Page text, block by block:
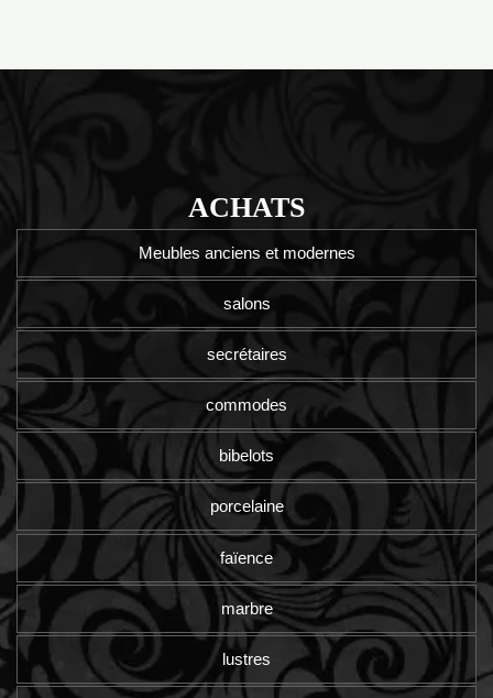
ACHATS
Meubles anciens et modernes
salons
secrétaires
commodes
bibelots
porcelaine
faïence
marbre
lustres